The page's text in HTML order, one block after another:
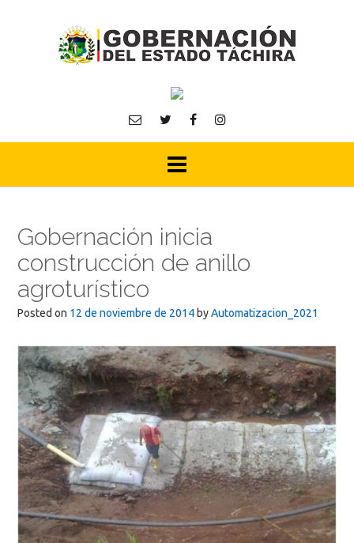
Gobernación inicia
construcción de anillo
agroturístico
Posted on 12 de noviembre de 2014 byAutomatizacion_2021